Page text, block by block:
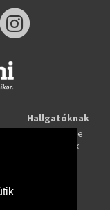
Hallgatóknak
Tanulj online
Képzések